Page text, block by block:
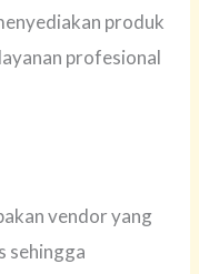
produk
profesional
vendor yang
sehingga